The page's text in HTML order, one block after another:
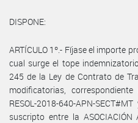
DISPONE:
ARTÍCULO 1º.- Fíjase el importe
cual surge el tope
245 de la Ley de Contrato de
modificatorias,
RESOL-2018-640-APN-
suscripto entre la ASOCIACIÓN